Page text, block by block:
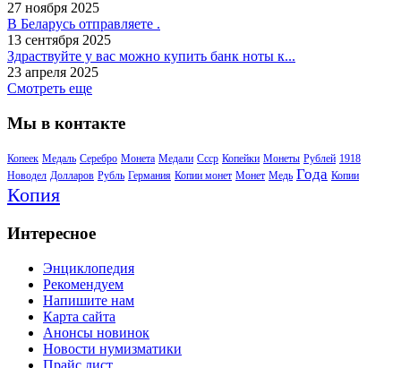
27 ноября 2025
В Беларусь отправляете .
13 сентября 2025
Здраствуйте у вас можно купить банк ноты к...
23 апреля 2025
Смотреть еще
Мы в контакте
Копеек Медаль Серебро Монета Медали Ссср Копейки Монеты Рублей 1918
Новодел Долларов Рубль Германия Копии монет Монет Медь Года Копии
Копия
Интересное
Энциклопедия
Рекомендуем
Напишите нам
Карта сайта
Анонсы новинок
Новости нумизматики
Прайс лист